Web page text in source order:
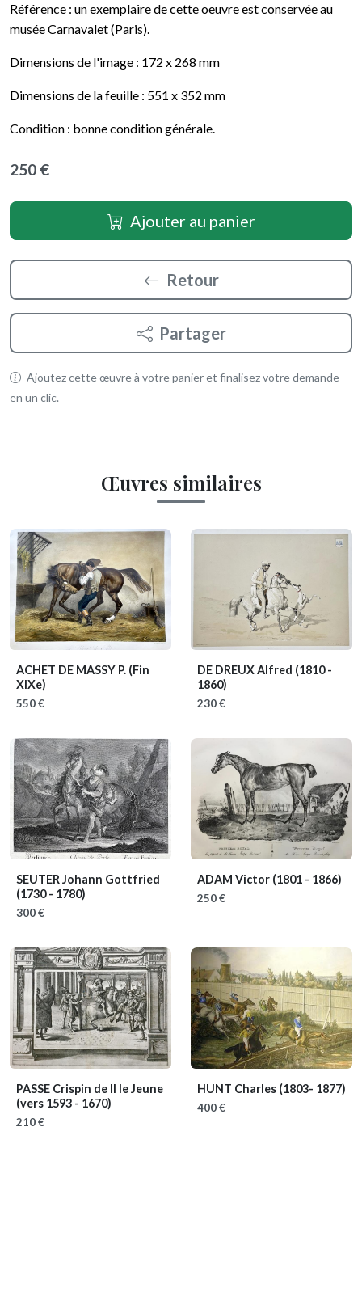
Référence : un exemplaire de cette oeuvre est conservée au
musée Carnavalet (Paris).
Dimensions de l'image : 172 x 268 mm
Dimensions de la feuille : 551 x 352 mm
Condition : bonne condition générale.
250 €
Ajouter au panier
Retour
Partager
Ajoutez cette œuvre à votre panier et finalisez votre demande
en un clic.
Œuvres similaires
ACHET DE MASSY P. (Fin
XIXe)
550 €
DE DREUX Alfred (1810 -
1860)
230 €
SEUTER Johann Gottfried
(1730 - 1780)
300 €
ADAM Victor (1801 - 1866)
250 €
PASSE Crispin de II le Jeune
(vers 1593 - 1670)
210 €
HUNT Charles (1803- 1877)
400 €